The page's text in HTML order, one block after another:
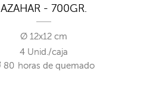
AZAHAR - 700GR.
Ø 12x12 cm
4 Unid./caja
80 horas de quemado